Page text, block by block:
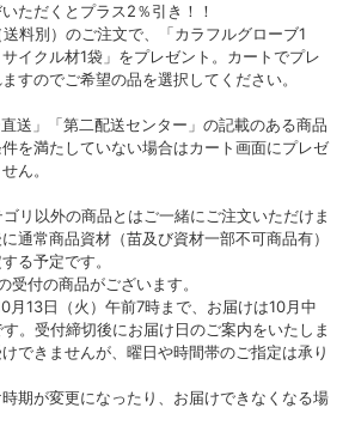
ただくとプラス2％引き！！
料別）のご注文で、「カラフルグローブ1
イクル材1袋」をプレゼント。カートでプレ
すのでご希望の品を選択してください。
送」「第二配送センター」の記載のある商品
を満たしていない場合はカート画面にプレゼ
ん。
ゴリ以外の商品とはご一緒にご注文いただけま
通常商品資材（苗及び資材一部不可商品有）
る予定です。
付の商品がございます。
月13日（火）午前7時まで、お届けは10月中
。受付締切後にお届け日のご案内をいたしま
できませんが、曜日や時間帯のご指定は承り
期が変更になったり、お届けできなくなる場